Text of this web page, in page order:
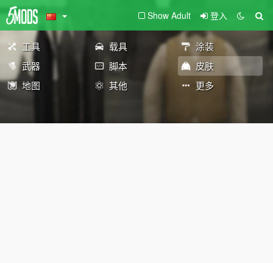
Show Adult 登入
工具 载具
涂装
武器
脚本
皮肤
地图
其他 更多